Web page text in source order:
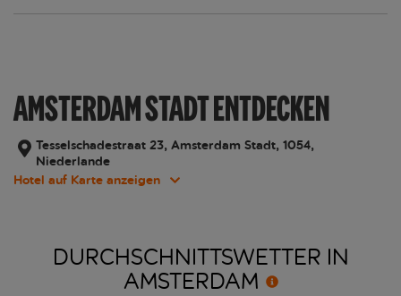
AMSTERDAM STADT ENTDECKEN
Tesselschadestraat 23, Amsterdam Stadt, 1054,
Niederlande
Hotel auf Karte anzeigen
DURCHSCHNITTSWETTER IN
AMSTERDAM